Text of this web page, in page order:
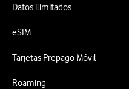
Datos ilimitados
eSIM
Tarjetas Prepago Móvil
Roaming